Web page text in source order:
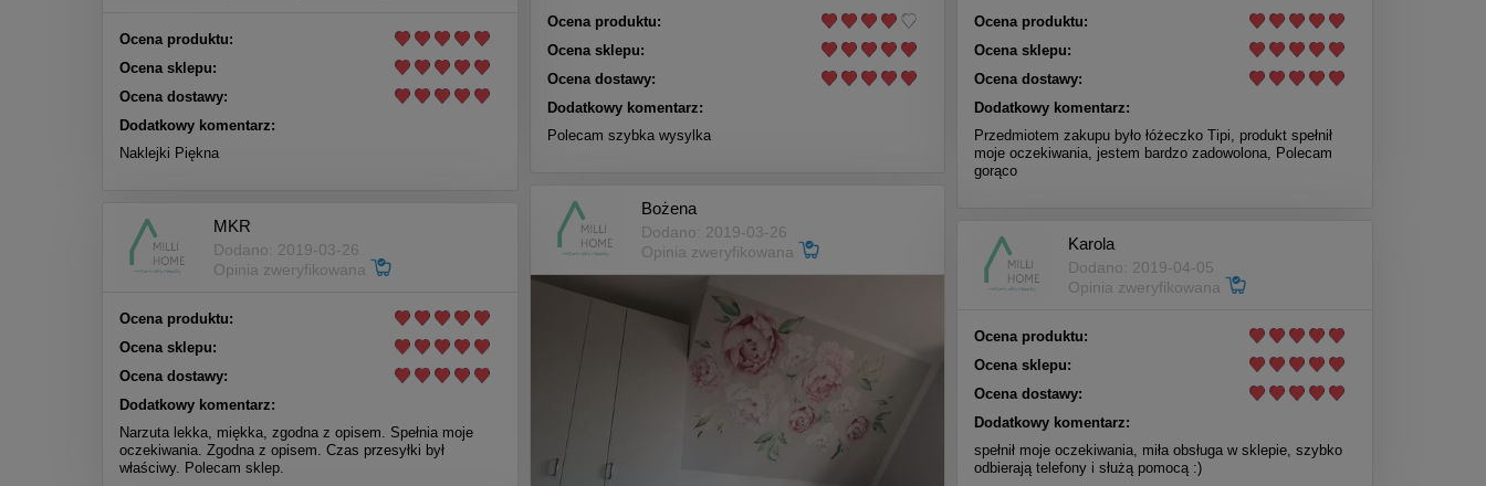
Ocena produktu:
Ocena sklepu:
Ocena dostawy:
Dodatkowy komentarz:
Polecam szybka wysylka
Ocena produktu:
Ocena sklepu:
Ocena dostawy:
Dodatkowy komentarz:
Przedmiotem zakupu było łóżeczko Tipi, produkt spełnił
moje oczekiwania, jestem bardzo zadowolona, Polecam
gorąco
Ocena produktu:
Ocena sklepu:
Ocena dostawy:
Dodatkowy komentarz:
Naklejki Piękna
Bożena
Dodano: 2019-03-26
Opinia zweryfikowana
MKR
Dodano: 2019-03-26
Opinia zweryfikowana
Ocena produktu:
Ocena sklepu:
Ocena dostawy:
Dodatkowy komentarz:
Narzuta lekka, miękka, zgodna z opisem. Spełnia moje
oczekiwania. Zgodna z opisem. Czas przesyłki był
właściwy. Polecam sklep.
Karola
Dodano: 2019-04-05
Opinia zweryfikowana
Ocena produktu:
Ocena sklepu:
Ocena dostawy:
Dodatkowy komentarz:
spełnił moje oczekiwania, miła obsługa w sklepie, szybko
odbierają telefony i służą pomocą :)